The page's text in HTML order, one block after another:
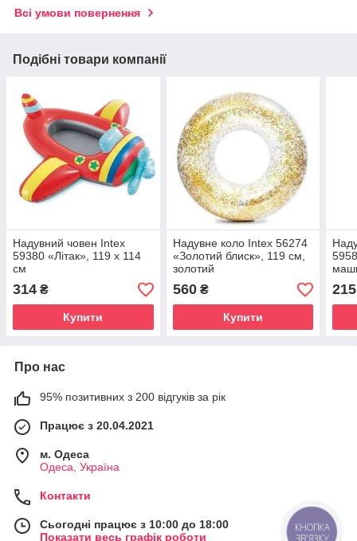
Всі умови повернення
Подібні товари компанії
Надувний човен Intex
59380 «Літак», 119 х 114
см
314 ₴
Купити
Надувне коло Intex 56274
«Золотий блиск», 119 см,
золотий
560₴
Купити
х
215
Про нас
95% позитивних з 200 відгуків за рік
Працює з 20.04.2021
м. Одеса
Одеса, Україна
Контакти
Сьогодні працює з 10:00 до 18:00
Показати весь графік роботи
КНОПКА
ЗВ'ЯЗКУ